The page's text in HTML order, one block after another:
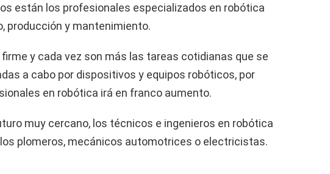
están los profesionales especializados en robótica
producción y mantenimiento.
y cada vez son más las tareas cotidianas que se
a cabo por dispositivos y equipos robóticos, por
en robótica irá en franco aumento.
muy cercano, los técnicos e ingenieros en robótica
plomeros, mecánicos automotrices o electricistas.